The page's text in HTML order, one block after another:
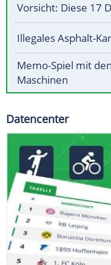
Vorsicht: Diese 17
Illegales Asphalt-
Memo-Spiel mit
Maschinen
Datencenter